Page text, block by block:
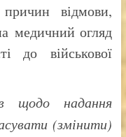
відмови,
медичний огляд
до військової
щодо надання
(змінити)